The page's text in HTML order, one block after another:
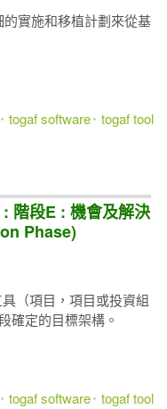
實施和移植計劃來從基
togaf software togaf tool
階段E : 機會及解決
Phase)
（項目，項目或投資組
確定的目標架構。
togaf software togaf tool